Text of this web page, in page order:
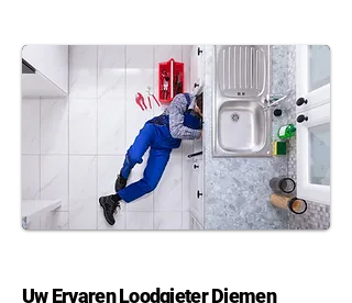
Uw Ervaren Loodgieter Diemen